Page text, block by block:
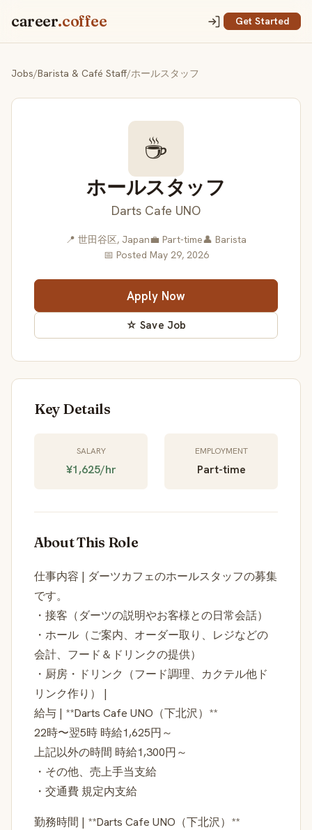
career.coffee Get Started
Jobs/Barista & Café Staff/ホールスタッフ
☕
ホールスタッフ
Darts Cafe UNO
📍 世田谷区, Japan💼 Part-time👤 Barista
📅 Posted May 29, 2026
Apply Now
☆ Save Job
Key Details
SALARY
¥1,625/hr
EMPLOYMENT
Part-time
About This Role
仕事内容 | ダーツカフェのホールスタッフの募集
です。
・接客（ダーツの説明やお客様との日常会話）
・ホール（ご案内、オーダー取り、レジなどの
会計、フード＆ドリンクの提供）
・厨房・ドリンク（フード調理、カクテル他ド
リンク作り） |
給与 | **Darts Cafe UNO（下北沢）**
22時〜翌5時 時給1,625円～
上記以外の時間 時給1,300円～
・その他、売上手当支給
・交通費 規定内支給
勤務時間 | **Darts Cafe UNO（下北沢）**